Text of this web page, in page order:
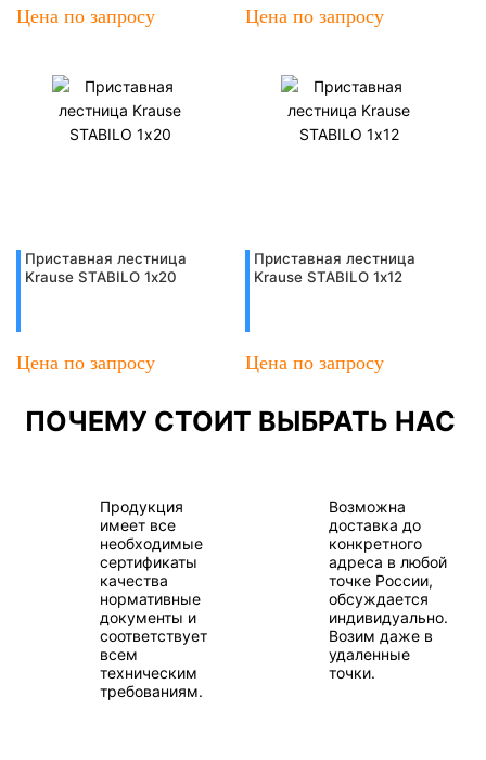
Цена по запросу Цена по запросу
Приставная лестница
Krause STABILO 1х20
Цена по запросу
Приставная лестница
Krause STABILO 1х12
Цена по запросу
ПОЧЕМУ СТОИТ ВЫБРАТЬ НАС
Продукция
имеет все
необходимые
сертификаты
качества
нормативные
документы и
соответствует
всем
техническим
требованиям.
Возможна
доставка до
конкретного
адреса в любой
точке России,
обсуждается
индивидуально.
Возим даже в
удаленные
точки.